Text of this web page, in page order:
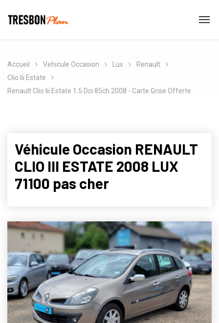
Accueil Vehicule Occasion Lux
Renault
Clio Iii Estate
Renault Clio Iii Estate 1.5 Dci 85ch 2008 - Carte Grise Offerte
Véhicule Occasion RENAULT
CLIO III ESTATE 2008 LUX
71100 pas cher